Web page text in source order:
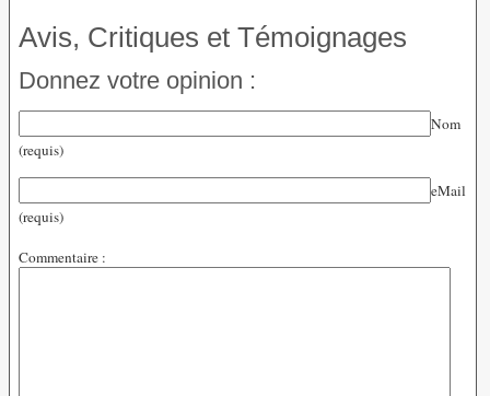
Avis, Critiques et Témoignages
Donnez votre opinion :
Nom
(requis)
eMail
(requis)
Commentaire :